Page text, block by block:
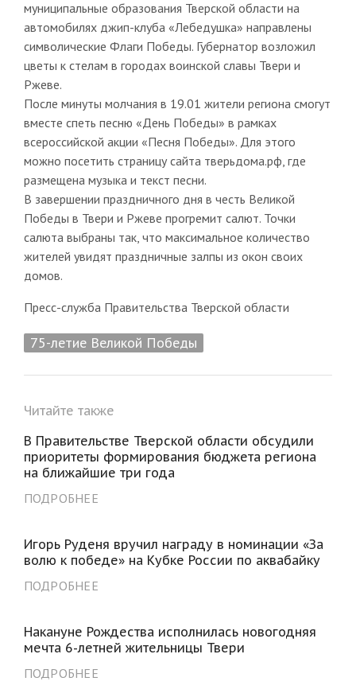
муниципальные образования Тверской области на
автомобилях джип-клуба «Лебедушка» направлены
символические Флаги Победы. Губернатор возложил
цветы к стелам в городах воинской славы Твери и
Ржеве.
После минуты молчания в 19.01 жители региона смогут
вместе спеть песню «День Победы» в рамках
всероссийской акции «Песня Победы». Для этого
можно посетить страницу сайта тверьдома.рф, где
размещена музыка и текст песни.
В завершении праздничного дня в честь Великой
Победы в Твери и Ржеве прогремит салют. Точки
салюта выбраны так, что максимальное количество
жителей увидят праздничные залпы из окон своих
домов.
Пресс-служба Правительства Тверской области
75-летие Великой Победы
Читайте также
В Правительстве Тверской области обсудили
приоритеты формирования бюджета региона
на ближайшие три года
ПОДРОБНЕЕ
Игорь Руденя вручил награду в номинации «За
волю к победе» на Кубке России по аквабайку
ПОДРОБНЕЕ
Накануне Рождества исполнилась новогодняя
мечта 6-летней жительницы Твери
ПОДРОБНЕЕ